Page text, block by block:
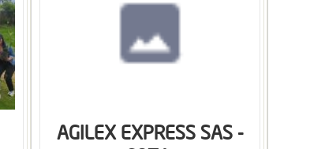
AGILEX EXPRESS SAS -